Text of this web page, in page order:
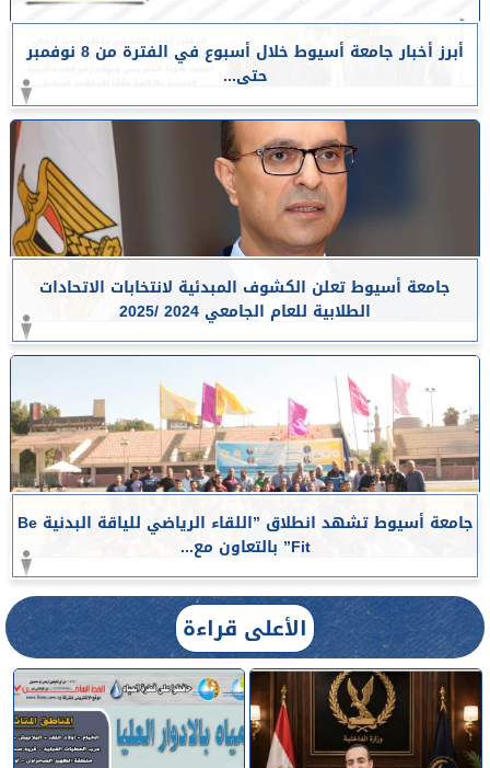
أبرز أخبار جامعة أسيوط خلال أسبوع في الفترة من 8 نوفمبر
حتى...
جامعة أسيوط تعلن الكشوف المبدئية لانتخابات الاتحادات
الطلابية للعام الجامعي 2024 /2025
جامعة أسيوط تشهد انطلاق ”اللقاء الرياضي للياقة البدنية Be
Fit” بالتعاون مع...
الأعلى قراءة